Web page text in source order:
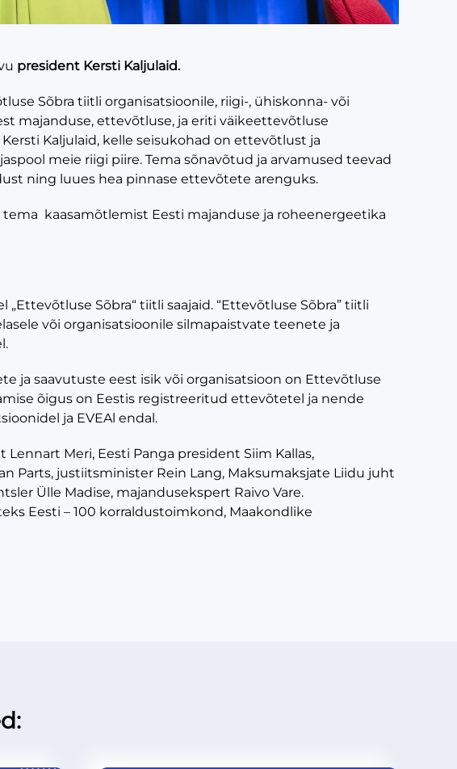
president Kersti Kaljulaid.
Sõbra tiitli organisatsioonile, riigi-, ühiskonna- või
majanduse, ettevõtluse, ja eriti väikeettevõtluse
Kaljulaid, kelle seisukohad on ettevõtlust ja
meie riigi piire. Tema sõnavõtud ja arvamused teevad
ning luues hea pinnase ettevõtete arenguks.
kaasamõtlemist Eesti majanduse ja roheenergeetika
Sõbra“ tiitli saajaid. “Ettevõtluse Sõbra” tiitli
või organisatsioonile silmapaistvate teenete ja
ja saavutuste eest isik või organisatsioon on Ettevõtluse
õigus on Eestis registreeritud ettevõtetel ja nende
ja EVEAl endal.
Meri, Eesti Panga president Siim Kallas,
Parts, justiitsminister Rein Lang, Maksumaksjate Liidu juht
Ülle Madise, majandusekspert Raivo Vare.
Eesti – 100 korraldustoimkond, Maakondlike